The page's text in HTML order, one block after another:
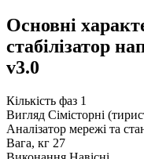
Основні
стабілізатор
v3.0
Кількість фаз 1
Вигляд Сімісторні
Аналізатор мережі та
Вага, кг 27